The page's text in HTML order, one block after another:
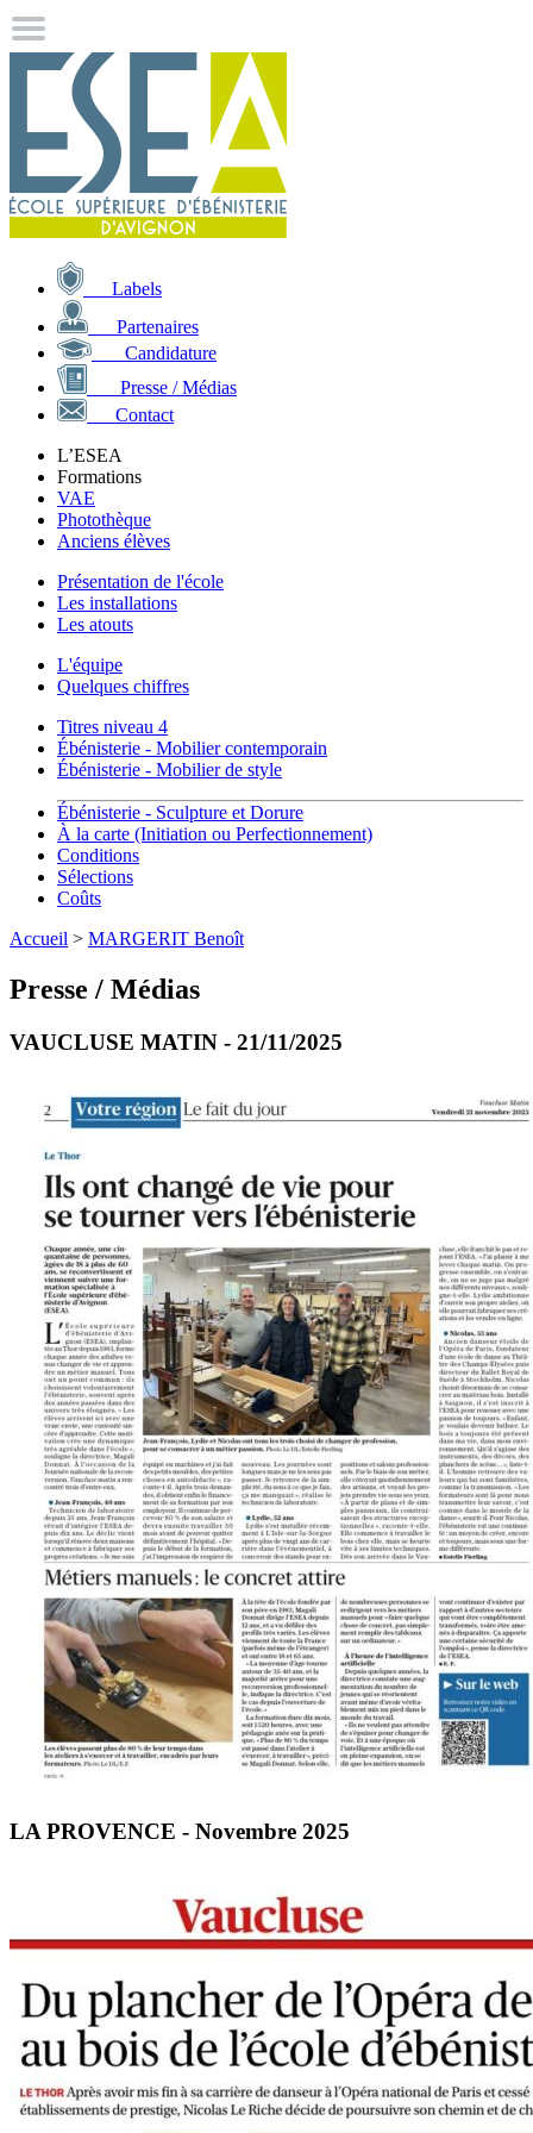
Labels
Partenaires
Candidature
Presse / Médias
Contact
L’ESEA
Formations
VAE
Photothèque
Anciens élèves
Présentation de l'école
Les installations
Les atouts
L'équipe
Quelques chiffres
Titres niveau 4
Ébénisterie - Mobilier contemporain
Ébénisterie - Mobilier de style
Ébénisterie - Sculpture et Dorure
À la carte (Initiation ou Perfectionnement)
Conditions
Sélections
Coûts
Accueil > MARGERIT Benoît
Presse / Médias
VAUCLUSE MATIN - 21/11/2025
LA PROVENCE - Novembre 2025